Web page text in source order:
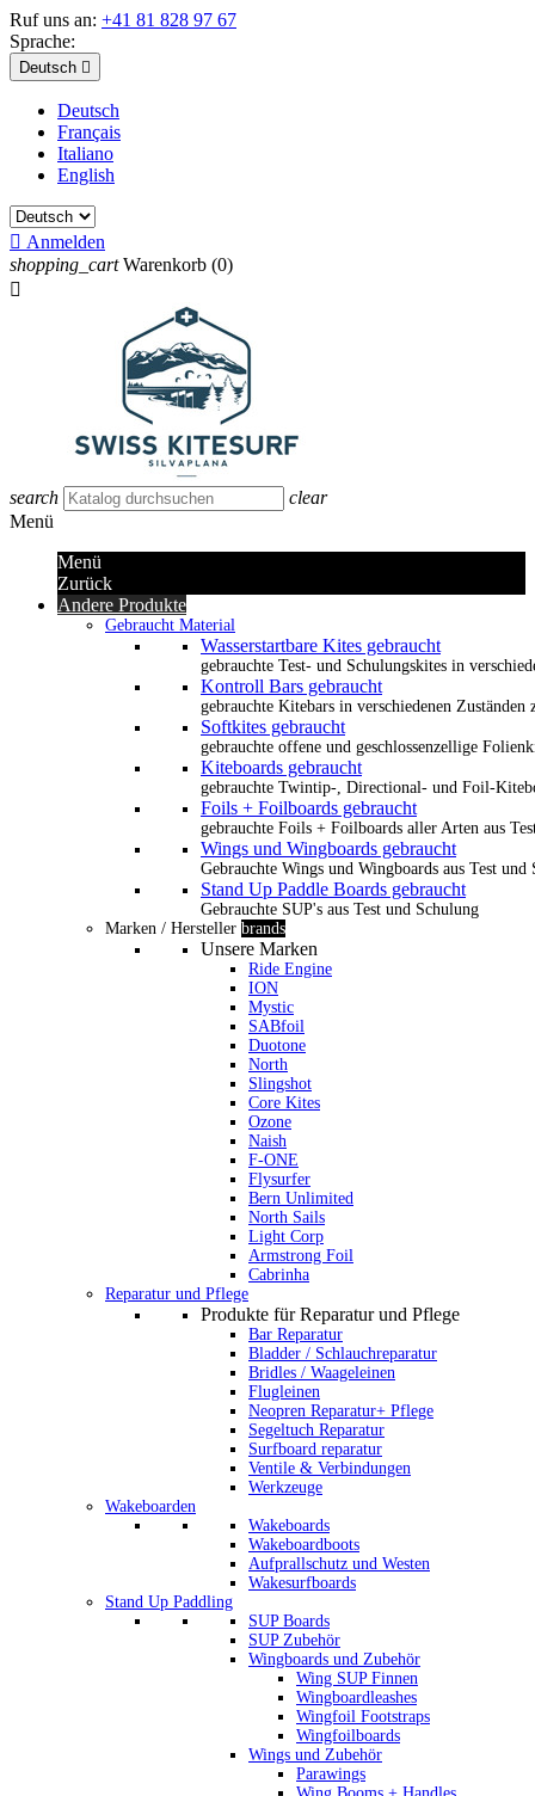
Ruf uns an: +41 81 828 97 67
Sprache:
Deutsch 
Deutsch
Français
Italiano
English
 Anmelden
shopping_cart Warenkorb (0)

search
clear
Menü
Menü
Zurück
Andere Produkte
Gebraucht Material
Wasserstartbare Kites gebraucht
gebrauchte Test- und Schulungskites in
Kontroll Bars gebraucht
gebrauchte Kitebars in verschiedenen Zuständen
Softkites gebraucht
gebrauchte offene und geschlossenzellige
Kiteboards gebraucht
gebrauchte Twintip-, Directional- und Foil-
Foils + Foilboards gebraucht
gebrauchte Foils + Foilboards aller Arten aus
Wings und Wingboards gebraucht
Gebrauchte Wings und Wingboards aus Test und
Stand Up Paddle Boards gebraucht
Gebrauchte SUP's aus Test und Schulung
Marken / Hersteller brands
Unsere Marken
Ride Engine
ION
Mystic
SABfoil
Duotone
North
Slingshot
Core Kites
Ozone
Naish
F-ONE
Flysurfer
Bern Unlimited
North Sails
Light Corp
Armstrong Foil
Cabrinha
Reparatur und Pflege
Produkte für Reparatur und Pflege
Bar Reparatur
Bladder / Schlauchreparatur
Bridles / Waageleinen
Flugleinen
Neopren Reparatur+ Pflege
Segeltuch Reparatur
Surfboard reparatur
Ventile & Verbindungen
Werkzeuge
Wakeboarden
Wakeboards
Wakeboardboots
Aufprallschutz und Westen
Wakesurfboards
Stand Up Paddling
SUP Boards
SUP Zubehör
Wingboards und Zubehör
Wing SUP Finnen
Wingboardleashes
Wingfoil Footstraps
Wingfoilboards
Wings und Zubehör
Parawings